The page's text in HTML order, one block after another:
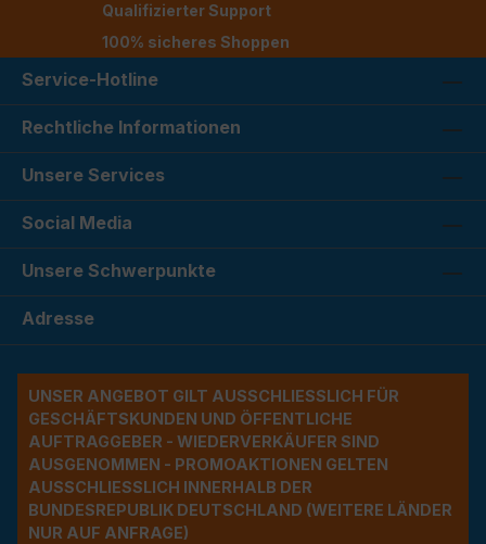
Qualifizierter Support
100% sicheres Shoppen
Service-Hotline
Rechtliche Informationen
Unsere Services
Social Media
Unsere Schwerpunkte
Adresse
UNSER ANGEBOT GILT AUSSCHLIESSLICH FÜR G
ESCHÄFTSKUNDEN UND ÖFFENTLICHE A
UFTRAGGEBER - WIEDERVERKÄUFER SIND A
USGENOMMEN - PROMOAKTIONEN GELTEN A
USSCHLIESSLICH INNERHALB DER BU
NDESREPUBLIK DEUTSCHLAND (WEITERE LÄNDER NU
R AUF ANFRAGE)